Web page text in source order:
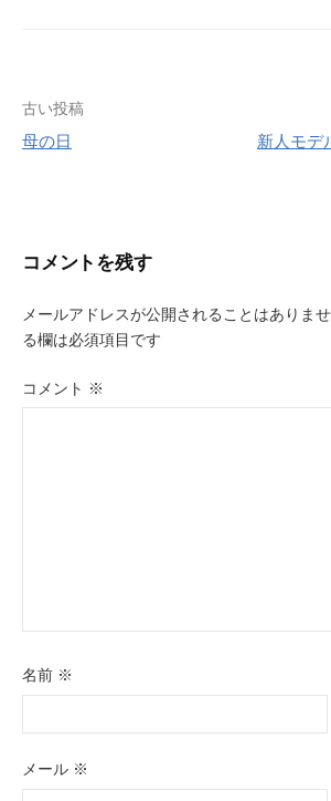
投
稿
ゲ
ー
シ
ョ
古い投稿
母の日
新人モデ
コメントを残す
メールアドレスが公開されることはありませ
る欄は必須項目です
コメント ※
名前 ※
メール ※